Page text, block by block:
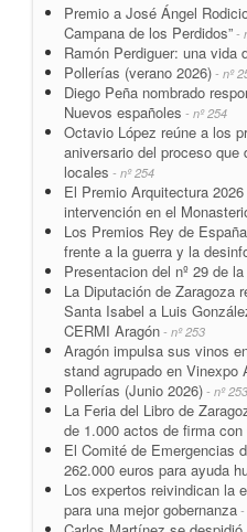
Premio a José Ángel
Campana de los Perdidos” -
Ramón Perdiguer: una vida
Pollerías (verano 2026) - nº
Diego Peña nombrado
Nuevos españoles - nº 254
Octavio López reúne a los
aniversario del proceso
locales - nº 254
El Premio Arquitectura
intervención en el
Los Premios Rey de
frente a la guerra y la
Presentacion del nº 29 de
La Diputación de Zaragoza
Santa Isabel a Luis
CERMI Aragón - nº 253
Aragón impulsa sus vinos
stand agrupado en Vinexpo
Pollerías (Junio 2026) - nº 253
La Feria del Libro de
de 1.000 actos de firma
El Comité de Emergencias
262.000 euros para ayuda
Los expertos reivindican la
para una mejor gobernanza -